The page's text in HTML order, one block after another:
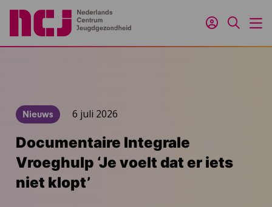
Inloggen
Zoeken
Nieuws 6 juli 2026
Documentaire Integrale
Vroeghulp ‘Je voelt dat er iets
niet klopt’